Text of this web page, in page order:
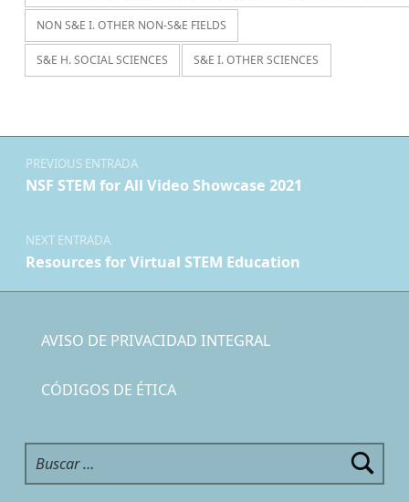
NON S&E I. OTHER NON-S&E FIELDS
S&E H. SOCIAL SCIENCES S&E I. OTHER SCIENCES
Navegación de entradas
PREVIOUS ENTRADA
NSF STEM for All Video Showcase 2021
NEXT ENTRADA
Resources for Virtual STEM Education
AVISO DE PRIVACIDAD INTEGRAL
CÓDIGOS DE ÉTICA
Buscar: